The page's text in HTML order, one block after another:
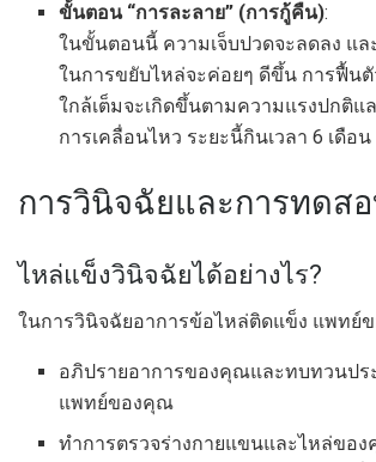
ขั้นตอน “การละลาย” (การกู้คืน):
ในขั้นตอนนี้ ความเจ็บปวดจะลดลง แ
ในการขยับไหล่จะค่อยๆ ดีขึ้น การฟื้น
ใกล้เต็มจะเกิดขึ้นตามความแรงปกติแ
การเคลื่อนไหว ระยะนี้กินเวลา 6 เดือน
การวินิจฉัยและการทดส
ไหล่แข็งวินิจฉัยได้อย่างไร?
ในการวินิจฉัยอาการข้อไหล่ติดแข็ง แพทย์
อภิปรายอาการของคุณและทบทวนปร
แพทย์ของคุณ
ทำการตรวจร่างกายแขนและไหล่ขอ